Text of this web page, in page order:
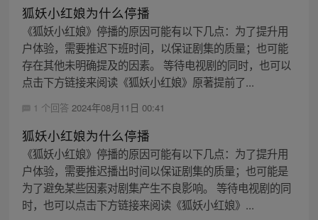
狐妖小红娘为什么停播
《狐妖小红娘》停播的原因可能有以下几点：为了提升用
户体验，需要推迟下班时间，以保证剧集的质量；也可能
存在其他未明确提及的因素。 等待电视剧的同时，也可以
点击下方链接来阅读《狐妖小红娘》原著提前了...
1 个回答 2024年08月11日 00:41
狐妖小红娘为什么停播
《狐妖小红娘》停播的原因可能有以下几点：为了提升用
户体验，需要推迟播出时间以保证剧集的质量；也可能是
为了避免某些因素对剧集产生不良影响。 等待电视剧的同
时，也可以点击下方链接来阅读《狐妖小红娘》...